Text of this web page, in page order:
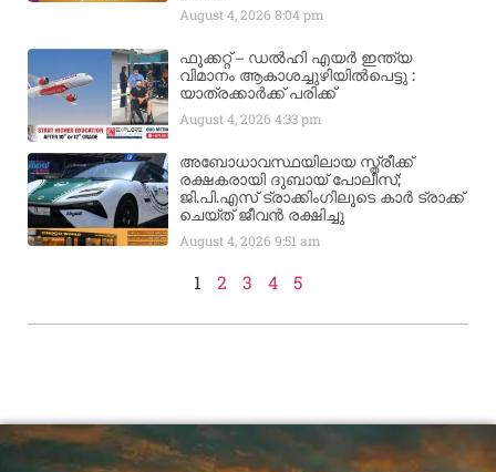
August 4, 20268:04 pm
ഫൂക്കറ്റ് – ഡൽഹി എയര്‍ ഇന്ത്യ
വിമാനം ആകാശച്ചുഴിയില്‍പെട്ടു :
യാത്രക്കാര്‍ക്ക് പരിക്ക്
August 4, 20264:33 pm
അബോധാവസ്ഥയിലായ സ്ത്രീക്ക്
രക്ഷകരായി ദുബായ് പോലീസ്;
ജി.പി.എസ് ട്രാക്കിംഗിലൂടെ കാർ ട്രാക്ക്
ചെയ്ത് ജീവൻ രക്ഷിച്ചു
August 4, 20269:51 am
1 2 3 4 5